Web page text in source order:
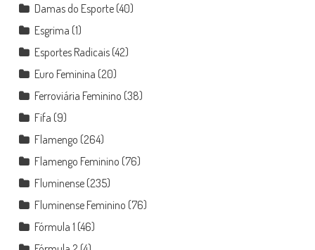
Damas do Esporte(40)
Esgrima (1)
Esportes Radicais(42)
Euro Feminina (20)
Ferroviária Feminino (38)
Fifa (9)
Flamengo (264)
Flamengo Feminino (76)
Fluminense(235)
Fluminense Feminino (76)
Fórmula 1 (46)